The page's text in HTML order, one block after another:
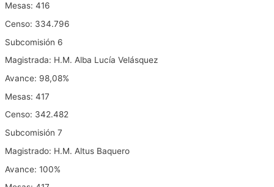
Mesas: 416
Censo: 334.796
Subcomisión 6
Magistrada: H.M. Alba Lucía Velásquez
Avance: 98,08%
Mesas: 417
Censo: 342.482
Subcomisión 7
Magistrado: H.M. Altus Baquero
Avance: 100%